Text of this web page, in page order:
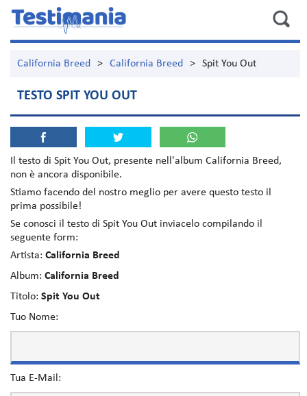
California Breed > California Breed > Spit You Out
TESTO SPIT YOU OUT
Il testo di Spit You Out, presente nell'album California Breed,
non è ancora disponibile.
Stiamo facendo del nostro meglio per avere questo testo il
prima possibile!
Se conosci il testo di Spit You Out inviacelo compilando il
seguente form:
Artista: California Breed
Album: California Breed
Titolo: Spit You Out
Tuo Nome:
Tua E-Mail: